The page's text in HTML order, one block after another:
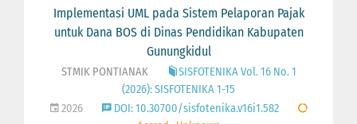
Implementasi UML pada Sistem Pelaporan Pajak
untuk Dana BOS di Dinas Pendidikan Kabupaten
Gunungkidul
STMIK PONTIANAK
SISFOTENIKA Vol. 16 No. 1
(2026): SISFOTENIKA 1-15
2026
DOI: 10.30700/sisfotenika.v16i1.582